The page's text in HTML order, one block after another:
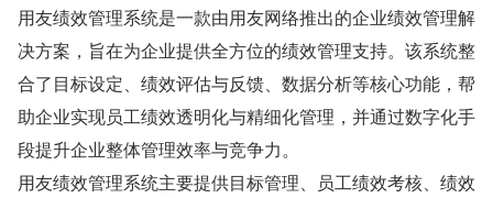
用友绩效管理系统是一款由用友网络推出的企业绩效管理解
决方案，旨在为企业提供全方位的绩效管理支持。该系统整
合了目标设定、绩效评估与反馈、数据分析等核心功能，帮
助企业实现员工绩效透明化与精细化管理，并通过数字化手
段提升企业整体管理效率与竞争力。
用友绩效管理系统主要提供目标管理、员工绩效考核、绩效